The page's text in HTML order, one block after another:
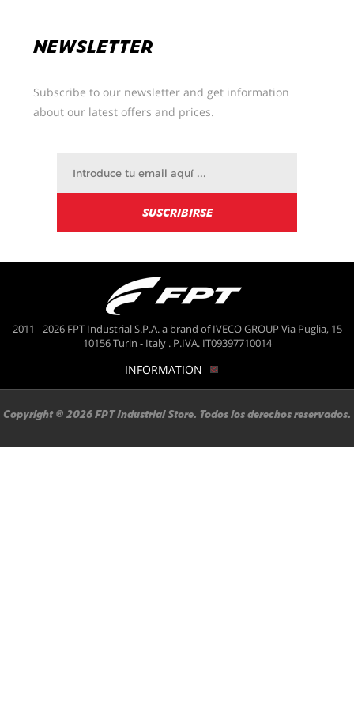
NEWSLETTER
Subscribe to our newsletter and get information
about our latest offers and prices.
2011 - 2026 FPT Industrial S.P.A. a brand of IVECO GROUP Via Puglia, 15
10156 Turin - Italy . P.IVA. IT09397710014
INFORMATION
Copyright ® 2026 FPT Industrial Store. Todos los derechos reservados.